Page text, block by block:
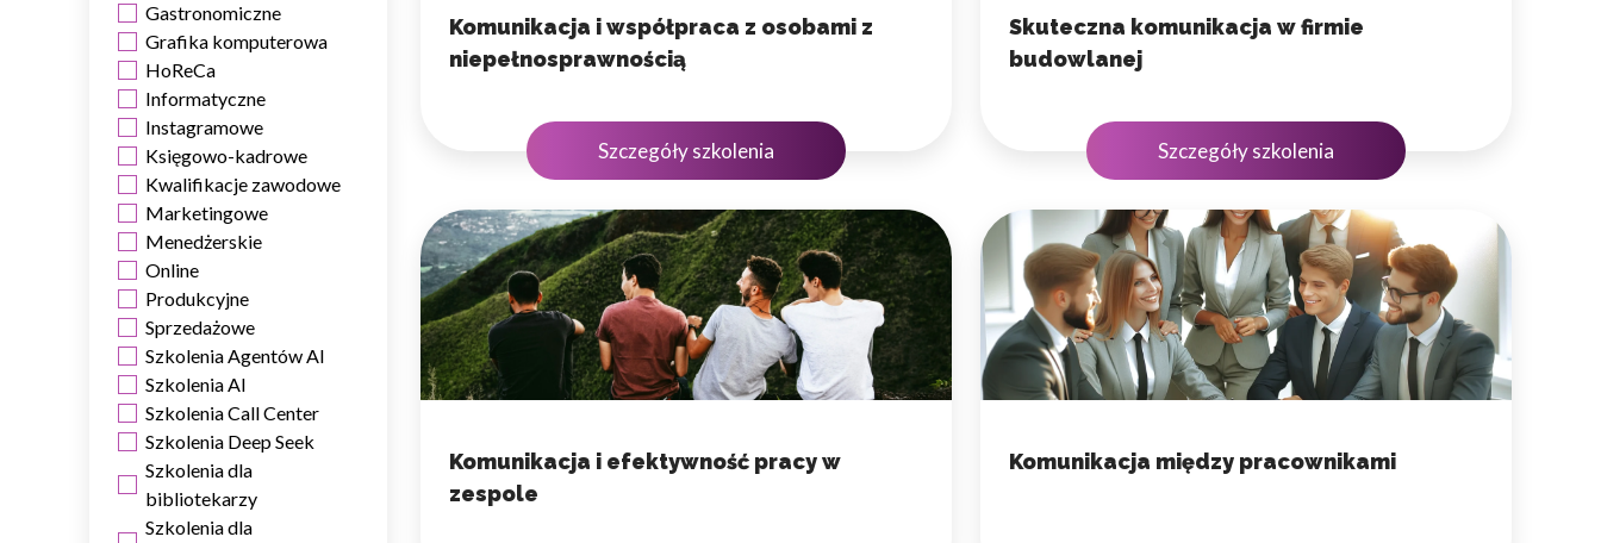
Gastronomiczne
Grafika komputerowa
HoReCa
Informatyczne
Instagramowe
Księgowo-kadrowe
Kwalifikacje zawodowe
Marketingowe
Menedżerskie
Online
Produkcyjne
Sprzedażowe
Szkolenia Agentów AI
Szkolenia AI
Szkolenia Call Center
Szkolenia Deep Seek
Szkolenia dla
bibliotekarzy
Szkolenia dla
Komunikacja i współpraca z osobami z
niepełnosprawnością
Szczegóły szkolenia
Skuteczna komunikacja w firmie
budowlanej
Szczegóły szkolenia
Komunikacja i efektywność pracy w
zespole
Komunikacja między pracownikami